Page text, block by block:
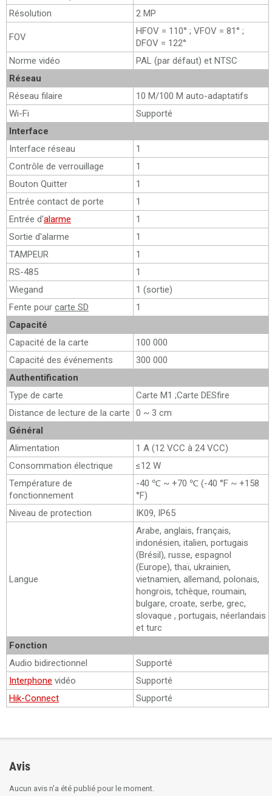
Résolution
2 MP
FOV
HFOV = 110° ; VFOV = 81° ;
DFOV = 122°
Norme vidéo
PAL (par défaut) et NTSC
Réseau
Réseau filaire
10 M/100 M auto-adaptatifs
Wi-Fi
Supporté
Interface
Interface réseau
1
Contrôle de verrouillage
1
Bouton Quitter
1
Entrée contact de porte
1
Entrée d'alarme
1
Sortie d'alarme
1
TAMPEUR
1
RS-485
1
Wiegand
1 (sortie)
Fente pour carte SD
1
Capacité
Capacité de la carte
100 000
Capacité des événements
300 000
Authentification
Type de carte
Carte M1 ;Carte DESfire
Distance de lecture de la carte
0 ~ 3 cm
Général
Alimentation
1 A (12 VCC à 24 VCC)
Consommation électrique
≤12 W
Température de
fonctionnement
-40 ℃ ~ +70 ℃ (-40 °F ~ +158
°F)
Niveau de protection
IK09, IP65
Langue
Arabe, anglais, français,
indonésien, italien, portugais
(Brésil), russe, espagnol
(Europe), thaï, ukrainien,
vietnamien, allemand, polonais,
hongrois, tchèque, roumain,
bulgare, croate, serbe, grec,
slovaque , portugais, néerlandais
et turc
Fonction
Audio bidirectionnel
Supporté
Interphone vidéo
Supporté
Hik-Connect
Supporté
Avis
Aucun avis n'a été publié pour le moment.